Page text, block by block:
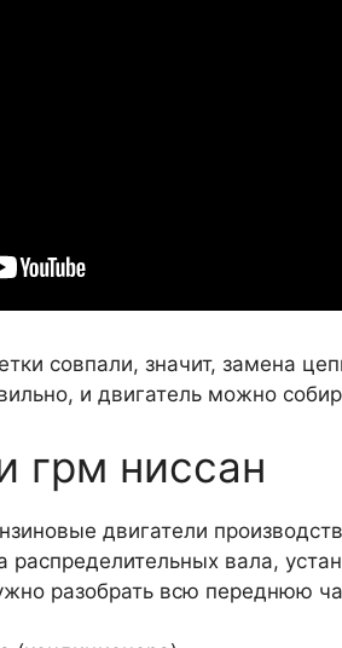
совпали, значит, замена
и двигатель можно
грм ниссан
двигатели
распределительных вала,
разобрать всю переднюю